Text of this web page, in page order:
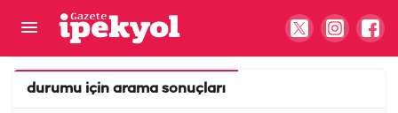
durumu için arama sonuçları